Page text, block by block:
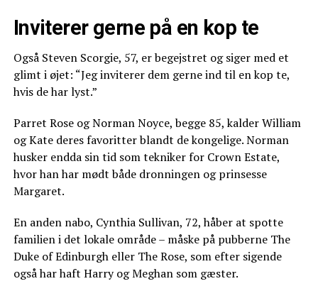
Inviterer gerne på en kop te
Også Steven Scorgie, 57, er begejstret og siger med et
glimt i øjet: “Jeg inviterer dem gerne ind til en kop te,
hvis de har lyst.”
Parret Rose og Norman Noyce, begge 85, kalder William
og Kate deres favoritter blandt de kongelige. Norman
husker endda sin tid som tekniker for Crown Estate,
hvor han har mødt både dronningen og prinsesse
Margaret.
En anden nabo, Cynthia Sullivan, 72, håber at spotte
familien i det lokale område – måske på pubberne The
Duke of Edinburgh eller The Rose, som efter sigende
også har haft Harry og Meghan som gæster.